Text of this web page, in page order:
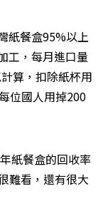
紙餐盒95%以上
工，每月進口量
算，扣除紙杯用
位國人用掉200
紙餐盒的回收率
難看，還有很大